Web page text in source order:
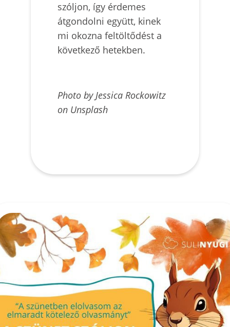
szóljon, így érdemes
átgondolni együtt, kinek
mi okozna feltöltődést a
következő hetekben.
Photo by Jessica Rockowitz
on Unsplash